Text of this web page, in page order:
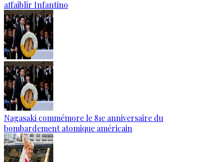
affaiblir Infantino
Nagasaki commémore le 81e anniversaire du
bombardement atomique américain